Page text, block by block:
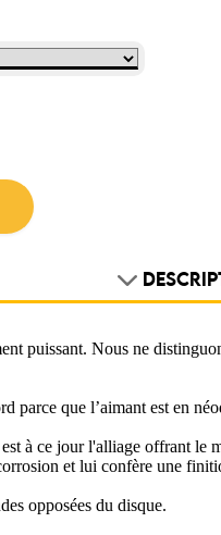
puissant. Nous ne
parce que l’aimant est en
à ce jour l'alliage offrant
et lui confère une
opposées du disque.